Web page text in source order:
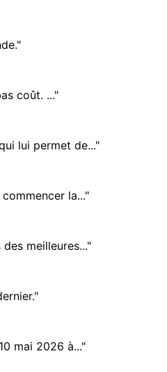
coût. ..."
lui permet de..."
la..."
meilleures..."
mai 2026 à..."